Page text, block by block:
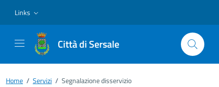
Links
Città di Sersale
Home / Servizi / Segnalazione disservizio